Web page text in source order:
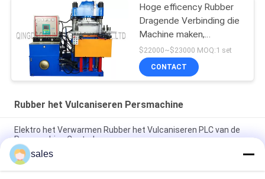
Hoge efficency Rubber
Dragende Verbinding die
Machine maken,
Vulcaniserend Machine,
Vormende Machine
$22000~$23000 MOQ:1 set
CONTACT
Rubber het Vulcaniseren Persmachine
Elektro het Verwarmen Rubber het Vulcaniseren PLC van de
Persmachine Controle
Elektro het Verwarmen Hydraulische het Vulcaniseren
Machine 2 het Werk Lagen
sales